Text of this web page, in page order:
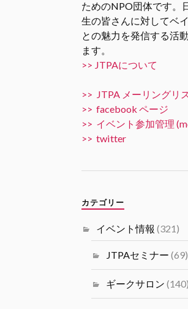
イベント詳細
https://
ミュニティ
JTPA@シリコン
ニアコミュニティ
11/15 6PM
とSVIF共催の講
キングイベント
#シリコンバレ
ー
1 1
Load
ためのNPO団体です。
生の皆さんに対してベ
との魅力を発信する活
ます。
>> JTPAについて
>> JTPA メーリングリ
>> facebook ページ
>> イベント参加管理
>> twitter
カテゴリー
イベント情報 (321)
JTPAセミナー (69)
ギークサロン (140)